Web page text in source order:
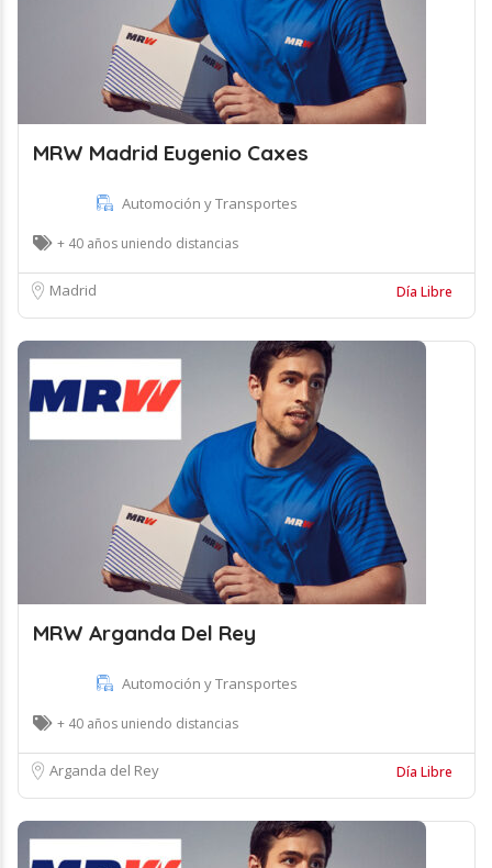
MRW Madrid Eugenio Caxes
Automoción y Transportes
+ 40 años uniendo distancias
Madrid Día Libre
MRW Arganda Del Rey
Automoción y Transportes
+ 40 años uniendo distancias
Arganda del Rey Día Libre